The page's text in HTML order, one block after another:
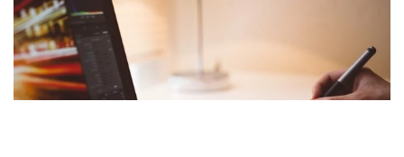
Ağaoğlu Avrasya GYO’nun ilk yarı ne..
Spor